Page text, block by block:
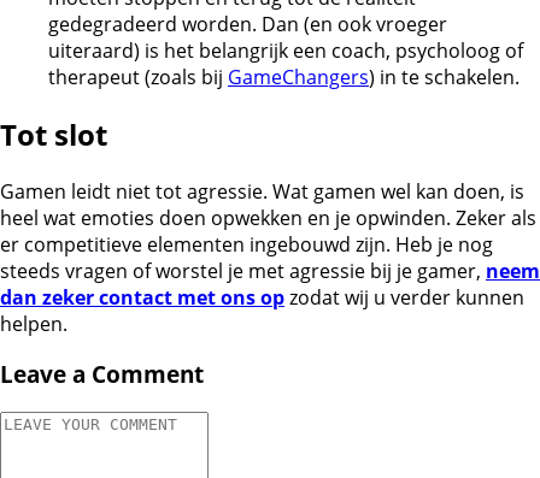
gedegradeerd worden. Dan (en ook vroeger
uiteraard) is het belangrijk een coach, psycholoog of
therapeut (zoals bij GameChangers) in te schakelen.
Tot slot
Gamen leidt niet tot agressie. Wat gamen wel kan doen, is
heel wat emoties doen opwekken en je opwinden. Zeker als
er competitieve elementen ingebouwd zijn. Heb je nog
steeds vragen of worstel je met agressie bij je gamer, neem
dan zeker contact met ons opzodat wij u verder kunnen
helpen.
Leave a Comment